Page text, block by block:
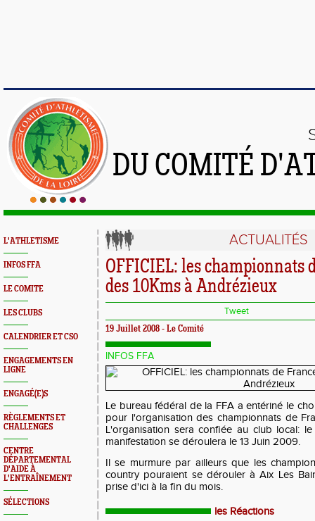
DU COMITÉ
L'ATHLETISME
INFOS FFA
LE COMITE
LES CLUBS
CALENDRIER ET CSO
ENGAGEMENTS EN
LIGNE
ENGAGÉ(E)S
RÈGLEMENTS ET
CHALLENGES
CENTRE
DÉPARTEMENTAL
D'AIDE À
L'ENTRAÎNEMENT
SÉLECTIONS
ACTUALITÉS
OFFICIEL: les championnats
des 10Kms à Andrézieux
Tweet
19 Juillet 2008 - Le Comité
INFOS FFA
Le bureau fédéral de la FFA a entériné le
pour l'organisation des championnats de
L'organisation sera confiée au club local:
manifestation se déroulera le 13 Juin 2009.
Il se murmure par ailleurs que les
country pouraient se dérouler à Aix Les
prise d'ici à la fin du mois.
les Réactions